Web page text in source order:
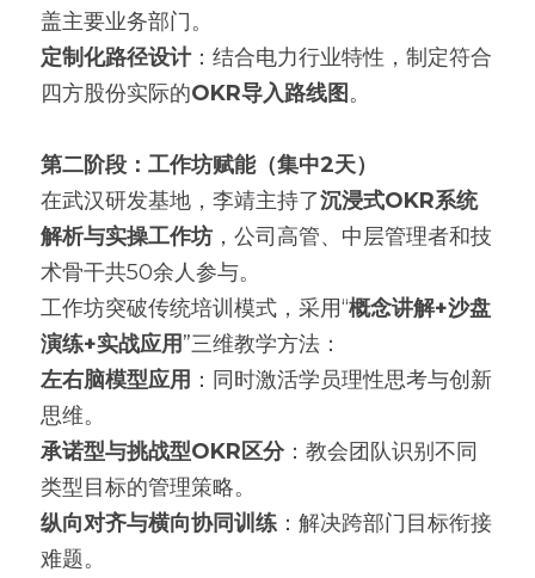
盖主要业务部门。
定制化路径设计：结合电力行业特性，制定符合
四方股份实际的OKR导入路线图。
第二阶段：工作坊赋能（集中2天）
在武汉研发基地，李靖主持了沉浸式OKR系统
解析与实操工作坊 ，公司高管、中层管理者和技
术骨干共50余人参与。
工作坊突破传统培训模式，采用“概念讲解+沙盘
演练+实战应用”三维教学方法：
左右脑模型应用 ：同时激活学员理性思考与创新
思维。
承诺型与挑战型OKR区分：教会团队识别不同
类型目标的管理策略。
纵向对齐与横向协同训练 ：解决跨部门目标衔接
难题。